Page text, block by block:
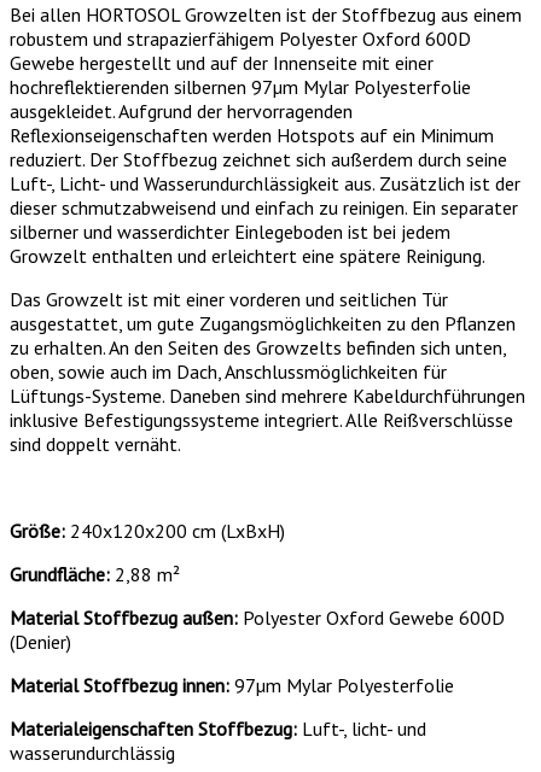
Bei allen HORTOSOL Growzelten ist der Stoffbezug aus einem
robustem und strapazierfähigem Polyester Oxford 600D
Gewebe hergestellt und auf der Innenseite mit einer
hochreflektierenden silbernen 97µm Mylar Polyesterfolie
ausgekleidet. Aufgrund der hervorragenden
Reflexionseigenschaften werden Hotspots auf ein Minimum
reduziert. Der Stoffbezug zeichnet sich außerdem durch seine
Luft-, Licht- und Wasserundurchlässigkeit aus. Zusätzlich ist der
dieser schmutzabweisend und einfach zu reinigen. Ein separater
silberner und wasserdichter Einlegeboden ist bei jedem
Growzelt enthalten und erleichtert eine spätere Reinigung.
Das Growzelt ist mit einer vorderen und seitlichen Tür
ausgestattet, um gute Zugangsmöglichkeiten zu den Pflanzen
zu erhalten. An den Seiten des Growzelts befinden sich unten,
oben, sowie auch im Dach, Anschlussmöglichkeiten für
Lüftungs-Systeme. Daneben sind mehrere Kabeldurchführungen
inklusive Befestigungssysteme integriert. Alle Reißverschlüsse
sind doppelt vernäht.
Größe: 240x120x200 cm (LxBxH)
Grundfläche: 2,88 m²
Material Stoffbezug außen: Polyester Oxford Gewebe 600D
(Denier)
Material Stoffbezug innen: 97µm Mylar Polyesterfolie
Materialeigenschaften Stoffbezug: Luft-, licht- und
wasserundurchlässig